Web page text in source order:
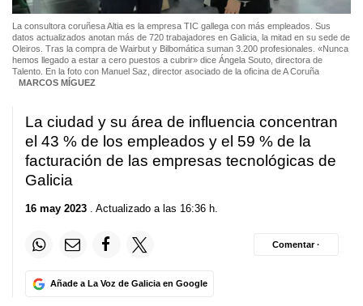
La consultora coruñesa Altia es la empresa TIC gallega con más empleados. Sus
datos actualizados anotan más de 720 trabajadores en Galicia, la mitad en su sede de
Oleiros. Tras la compra de Wairbut y Bilbomática suman 3.200 profesionales. «Nunca
hemos llegado a estar a cero puestos a cubrir» dice Ángela Souto, directora de
Talento. En la foto con Manuel Saz, director asociado de la oficina de A Coruña
MARCOS MÍGUEZ
La ciudad y su área de influencia concentran
el 43 % de los empleados y el 59 % de la
facturación de las empresas tecnológicas de
Galicia
16 may 2023 . Actualizado a las 16:36 h.
Añade a La Voz de Galicia en Google
Comentar ·